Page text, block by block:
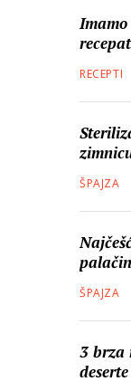
RECEPTI
ŠPAJZA
ŠPAJZA
3 brza